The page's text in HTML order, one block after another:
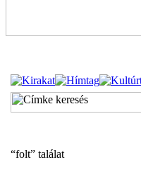
“folt” találat